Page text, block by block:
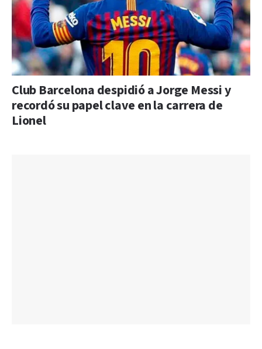
Club Barcelona despidió a Jorge Messi y
recordó su papel clave en la carrera de
Lionel